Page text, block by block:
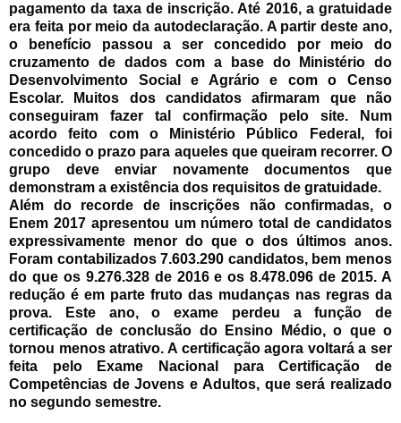
pagamento da taxa de inscrição. Até 2016, a gratuidade
era feita por meio da autodeclaração. A partir deste ano,
o benefício passou a ser concedido por meio do
cruzamento de dados com a base do Ministério do
Desenvolvimento Social e Agrário e com o Censo
Escolar. Muitos dos candidatos afirmaram que não
conseguiram fazer tal confirmação pelo site. Num
acordo feito com o Ministério Público Federal, foi
concedido o prazo para aqueles que queiram recorrer. O
grupo deve enviar novamente documentos que
demonstram a existência dos requisitos de gratuidade.
Além do recorde de inscrições não confirmadas, o
Enem 2017 apresentou um número total de candidatos
expressivamente menor do que o dos últimos anos.
Foram contabilizados 7.603.290 candidatos, bem menos
do que os 9.276.328 de 2016 e os 8.478.096 de 2015. A
redução é em parte fruto das mudanças nas regras da
prova. Este ano, o exame perdeu a função de
certificação de conclusão do Ensino Médio, o que o
tornou menos atrativo. A certificação agora voltará a ser
feita pelo Exame Nacional para Certificação de
Competências de Jovens e Adultos, que será realizado
no segundo semestre.